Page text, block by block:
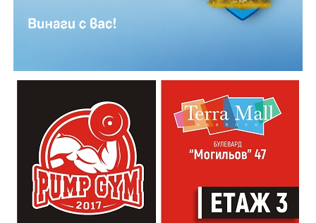
Години след разрушаването на кулата се заражда
инициатива за нейното възстановяване, обединила
увенчават с успех и на 8 септември 1984 година
часовниковата кула, с работещия век по-рано
механизъм, е официално открита наново. Самият
механизъм е възстановен година по-рано, през 1983
г., от майстор Илия Ковачев, който изковава
липсващите му части. Днес неговият син, Иван
Ковачев, продължава делото на баща си, като се
грижи за техническата поддръжка на механизма и
отстранява евентуални повреди.
участниците да работят рамо до рамо с утвърдени
признатите майстори реставратори в музей „Етър“,
води обучението за изграждане на каменна основа
за отоплителните съоръжения. Част от курсистите
надградиха своите умения по каменна зидария,
придобити в предишни издания на програмата.